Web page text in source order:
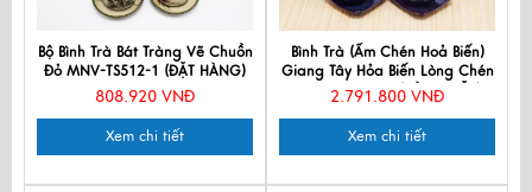
Bộ Bình Trà Bát Tràng Vẽ Chuồn
Đỏ MNV-TS512-1 (ĐẶT HÀNG)
808.920 VNĐ
Xem chi tiết
Bình Trà (Ấm Chén Hoả Biến)
Giang Tây Hỏa Biến Lòng Chén
3D MNV-TS575 (HÀNG ĐẶT)
2.791.800 VNĐ
Xem chi tiết